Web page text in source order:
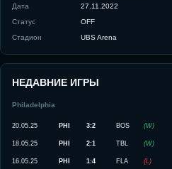
Дата
27.11.2022
Статус
OFF
Стадион
UBS Arena
НЕДАВНИЕ ИГРЫ
Philadelphia
20.05.25 PHI 3:2 BOS (W)
18.05.25 PHI 2:1 TBL (W)
16.05.25 PHI 1:4 FLA (L)